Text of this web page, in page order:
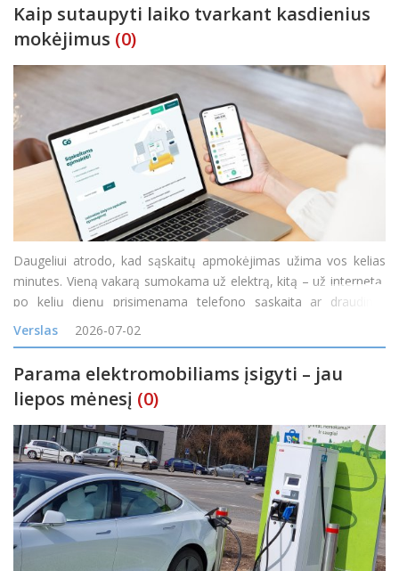
Kaip sutaupyti laiko tvarkant kasdienius
mokėjimus (0)
Daugeliui atrodo, kad sąskaitų apmokėjimas užima vos kelias
minutes. Vieną vakarą sumokama už elektrą, kitą – už internetą,
po kelių dienų prisimenama telefono sąskaita ar draudimo
įmoka. Atskirai kiekvienas mokėjimas tikrai nėra ilgas, tačiau per
mėnesį tokie trumpi darbai susideda į nemažai
Verslas 2026-07-02
Parama elektromobiliams įsigyti – jau
liepos mėnesį (0)